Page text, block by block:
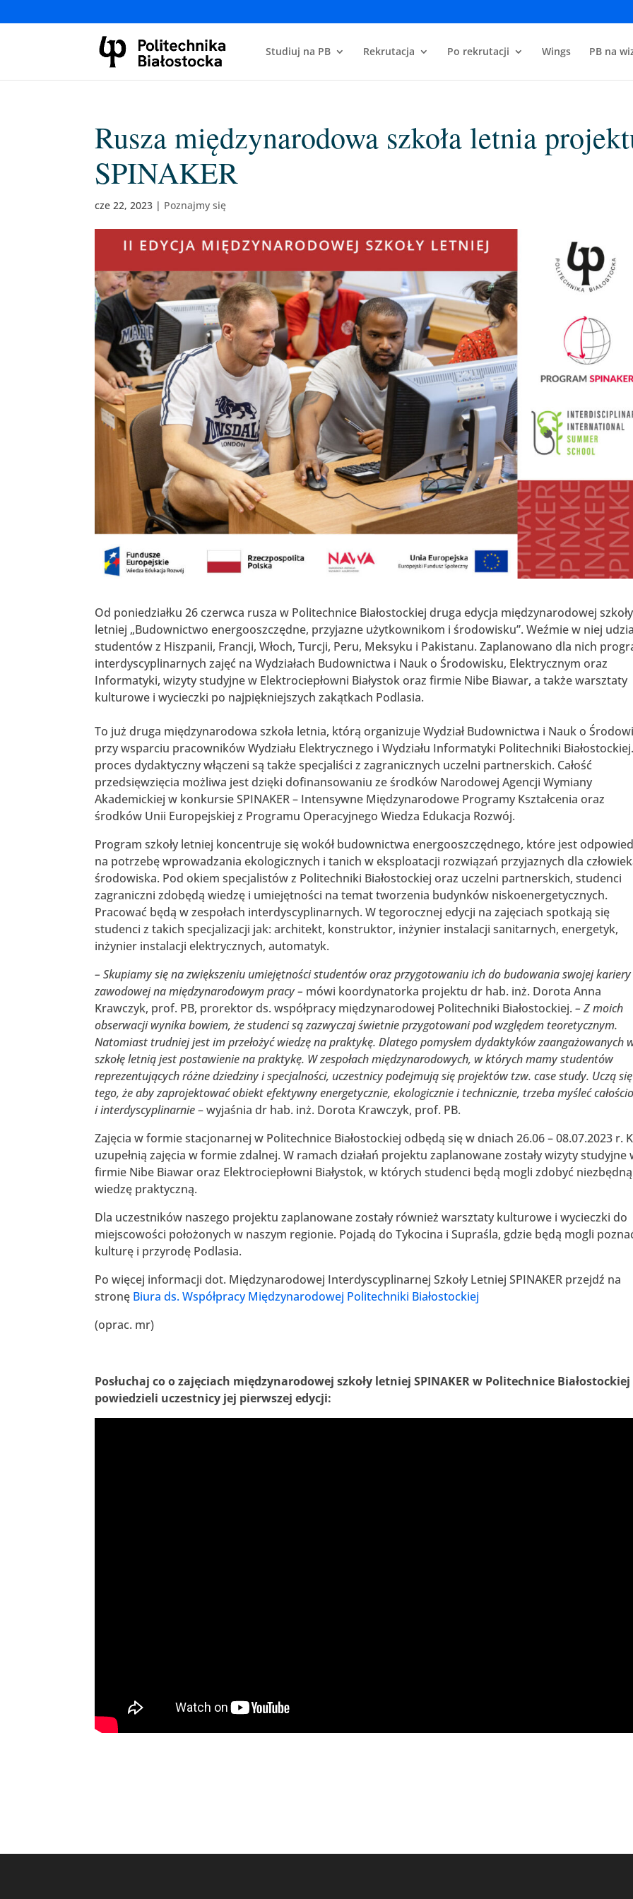
Studiuj na PB Rekrutacja Po rekrutacji Wings PB na
Rusza międzynarodowa szkoła letnia
SPINAKER
cze 22, 2023 | Poznajmy się
Od poniedziałku 26 czerwca rusza w Politechnice Białostockiej druga edycja międzynarodowej szkoły
letniej „Budownictwo energooszczędne, przyjazne użytkownikom i środowisku”. Weźmie w niej
studentów z Hiszpanii, Francji, Włoch, Turcji, Peru, Meksyku i Pakistanu. Zaplanowano dla nich
interdyscyplinarnych zajęć na Wydziałach Budownictwa i Nauk o Środowisku, Elektrycznym oraz
Informatyki, wizyty studyjne w Elektrociepłowni Białystok oraz firmie Nibe Biawar, a także warsztaty
kulturowe i wycieczki po najpiękniejszych zakątkach Podlasia.
To już druga międzynarodowa szkoła letnia, którą organizuje Wydział Budownictwa i Nauk o
przy wsparciu pracowników Wydziału Elektrycznego i Wydziału Informatyki Politechniki
proces dydaktyczny włączeni są także specjaliści z zagranicznych uczelni partnerskich. Całość
przedsięwzięcia możliwa jest dzięki dofinansowaniu ze środków Narodowej Agencji Wymiany
Akademickiej w konkursie SPINAKER – Intensywne Międzynarodowe Programy Kształcenia oraz
środków Unii Europejskiej z Programu Operacyjnego Wiedza Edukacja Rozwój.
Program szkoły letniej koncentruje się wokół budownictwa energooszczędnego, które jest
na potrzebę wprowadzania ekologicznych i tanich w eksploatacji rozwiązań przyjaznych dla
środowiska. Pod okiem specjalistów z Politechniki Białostockiej oraz uczelni partnerskich, studenci
zagraniczni zdobędą wiedzę i umiejętności na temat tworzenia budynków niskoenergetycznych.
Pracować będą w zespołach interdyscyplinarnych. W tegorocznej edycji na zajęciach spotkają się
studenci z takich specjalizacji jak: architekt, konstruktor, inżynier instalacji sanitarnych, energetyk,
inżynier instalacji elektrycznych, automatyk.
– Skupiamy się na zwiększeniu umiejętności studentów oraz przygotowaniu ich do budowania swojej kariery
zawodowej na międzynarodowym pracy – mówi koordynatorka projektu dr hab. inż. Dorota Anna
Krawczyk, prof. PB, prorektor ds. współpracy międzynarodowej Politechniki Białostockiej.– Z moich
obserwacji wynika bowiem, że studenci są zazwyczaj świetnie przygotowani pod względem teoretycznym.
Natomiast trudniej jest im przełożyć wiedzę na praktykę. Dlatego pomysłem dydaktyków zaangażowanych
szkołę letnią jest postawienie na praktykę. W zespołach międzynarodowych, w których mamy studentów
reprezentujących różne dziedziny i specjalności, uczestnicy podejmują się projektów tzw. case study. Uczą się
tego, że aby zaprojektować obiekt efektywny energetycznie, ekologicznie i technicznie, trzeba myśleć
i interdyscyplinarnie– wyjaśnia dr hab. inż. Dorota Krawczyk, prof. PB.
Zajęcia w formie stacjonarnej w Politechnice Białostockiej odbędą się w dniach 26.06 – 08.07.2023 r.
uzupełnią zajęcia w formie zdalnej. W ramach działań projektu zaplanowane zostały wizyty studyjne
firmie Nibe Biawar oraz Elektrociepłowni Białystok, w których studenci będą mogli zdobyć niezbędną
wiedzę praktyczną.
Dla uczestników naszego projektu zaplanowane zostały również warsztaty kulturowe i wycieczki do
miejscowości położonych w naszym regionie. Pojadą do Tykocina i Supraśla, gdzie będą mogli
kulturę i przyrodę Podlasia.
Po więcej informacji dot. Międzynarodowej Interdyscyplinarnej Szkoły Letniej SPINAKER przejdź na
stronę Biura ds. Współpracy Międzynarodowej Politechniki Białostockiej
(oprac. mr)
Posłuchaj co o zajęciach międzynarodowej szkoły letniej SPINAKER w Politechnice Białostockiej
powiedzieli uczestnicy jej pierwszej edycji: